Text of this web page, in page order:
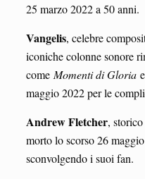
25 marzo 2022 a 50 anni.
Vangelis, celebre
iconiche colonne sonore
come Momenti di Gloriae
maggio 2022 per le
Andrew Fletcher,
morto lo scorso 26
sconvolgendo i suoi fan.